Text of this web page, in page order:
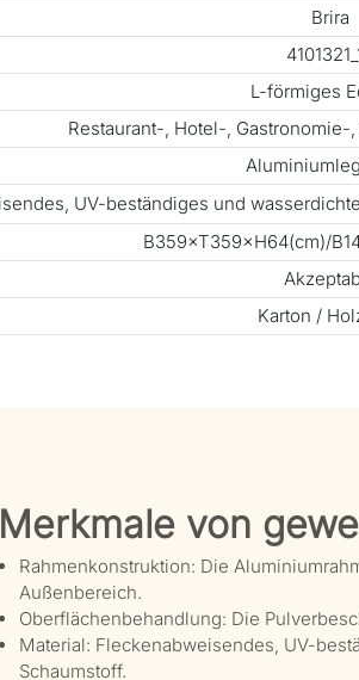
Brira
L-förmiges
Restaurant-, Hotel-,
UV-beständiges und
B359×T359×H64(cm)/
Karton /
Merkmale von
Rahmenkonstruktion: Die
Außenbereich.
Oberflächenbehandlung: Die
Material: Fleckenabweisendes, UV-
Schaumstoff.